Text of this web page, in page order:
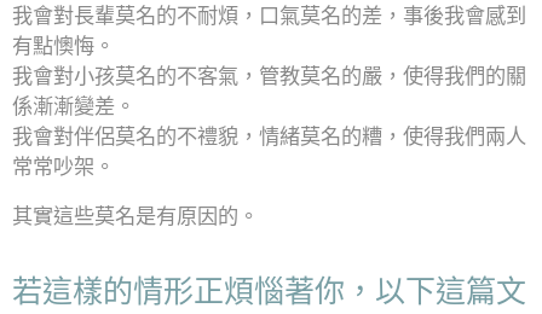
我會對長輩莫名的不耐煩，口氣莫名的差，事後我會感到
有點懊悔。
我會對小孩莫名的不客氣，管教莫名的嚴，使得我們的關
係漸漸變差。
我會對伴侶莫名的不禮貌，情緒莫名的糟，使得我們兩人
常常吵架。
其實這些莫名是有原因的。
若這樣的情形正煩惱著你，以下這篇文